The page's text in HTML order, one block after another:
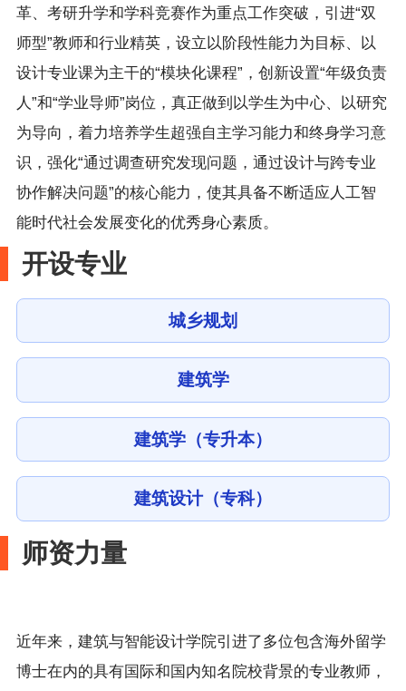
革、考研升学和学科竞赛作为重点工作突破，引进“双
师型”教师和行业精英，设立以阶段性能力为目标、以
设计专业课为主干的“模块化课程”，创新设置“年级负责
人”和“学业导师”岗位，真正做到以学生为中心、以研究
为导向，着力培养学生超强自主学习能力和终身学习意
识，强化“通过调查研究发现问题，通过设计与跨专业
协作解决问题”的核心能力，使其具备不断适应人工智
能时代社会发展变化的优秀身心素质。
开设专业
城乡规划
建筑学
建筑学（专升本）
建筑设计（专科）
师资力量
近年来，建筑与智能设计学院引进了多位包含海外留学
博士在内的具有国际和国内知名 院校背景的专业教师，